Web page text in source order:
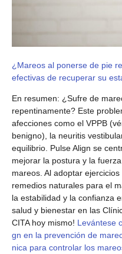
¿Mareos al ponerse de pie
efectivas de recuperar su
En resumen: ¿Sufre de
repentinamente? Este
afecciones como el VPPB
benigno), la neuritis
equilibrio. Pulse Align se
mejorar la postura y la
mareos. Al adoptar
remedios naturales para el
la estabilidad y la confianza
salud y bienestar en las
CITA hoy mismo! Levántese
gn en la prevención de
nica para controlar los